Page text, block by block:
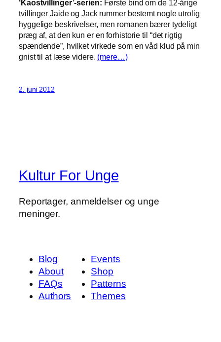
‘Kaostvillinger’-serien: Første bind om de 12-årige
tvillinger Jaide og Jack rummer bestemt nogle utrolig
hyggelige beskrivelser, men romanen bærer tydeligt
præg af, at den kun er en forhistorie til “det rigtig
spændende”, hvilket virkede som en våd klud på min
gnist til at læse videre. (mere…)
2. juni 2012
Kultur For Unge
Reportager, anmeldelser og unge
meninger.
Blog
About
FAQs
Authors
Events
Shop
Patterns
Themes